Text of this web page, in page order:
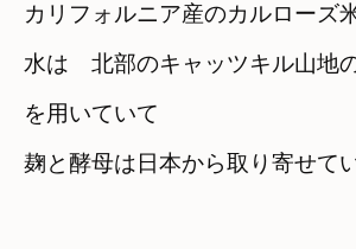
カリフォルニア産のカルローズ
水は　北部のキャッツキル山地
を用いていて
麹と酵母は日本から取り寄せて